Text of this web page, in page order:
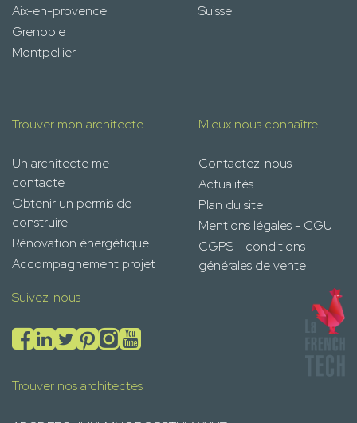
Aix-en-provence
Grenoble
Montpellier
Suisse
Trouver mon architecte
Un architecte me
contacte
Obtenir un permis de
construire
Rénovation énergétique
Accompagnement projet
Mieux nous connaître
Contactez-nous
Actualités
Plan du site
Mentions légales - CGU
CGPS - conditions
générales de vente
Suivez-nous
Trouver nos architectes